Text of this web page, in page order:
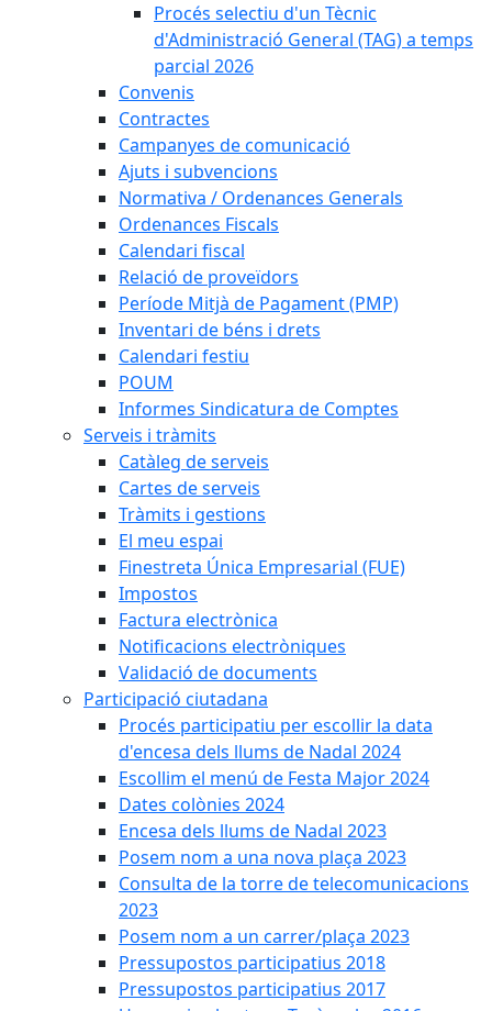
Procés selectiu d'un Tècnic
d'Administració General (TAG) a temps
parcial 2026
Convenis
Contractes
Campanyes de comunicació
Ajuts i subvencions
Normativa / Ordenances Generals
Ordenances Fiscals
Calendari fiscal
Relació de proveïdors
Període Mitjà de Pagament (PMP)
Inventari de béns i drets
Calendari festiu
POUM
Informes Sindicatura de Comptes
Serveis i tràmits
Catàleg de serveis
Cartes de serveis
Tràmits i gestions
El meu espai
Finestreta Única Empresarial (FUE)
Impostos
Factura electrònica
Notificacions electròniques
Validació de documents
Participació ciutadana
Procés participatiu per escollir la data
d'encesa dels llums de Nadal 2024
Escollim el menú de Festa Major 2024
Dates colònies 2024
Encesa dels llums de Nadal 2023
Posem nom a una nova plaça 2023
Consulta de la torre de telecomunicacions
2023
Posem nom a un carrer/plaça 2023
Pressupostos participatius 2018
Pressupostos participatius 2017